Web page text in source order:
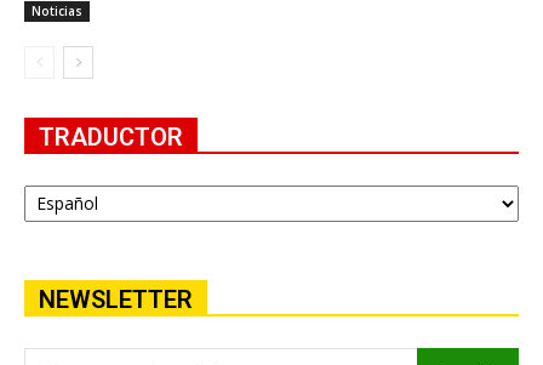
Noticias
TRADUCTOR
NEWSLETTER